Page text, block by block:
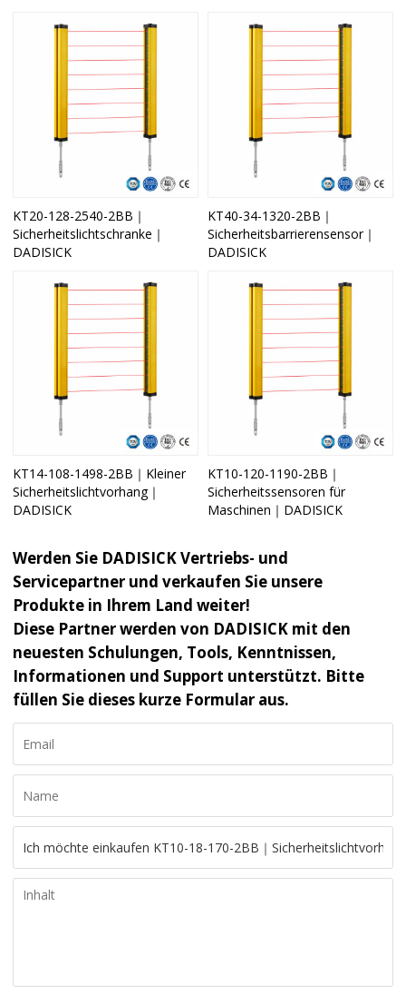
KT20-128-2540-2BB｜
Sicherheitslichtschranke｜
DADISICK
KT40-34-1320-2BB｜
Sicherheitsbarrierensensor｜
DADISICK
KT14-108-1498-2BB｜Kleiner
Sicherheitslichtvorhang｜
DADISICK
KT10-120-1190-2BB｜
Sicherheitssensoren für
Maschinen｜DADISICK
Werden Sie DADISICK Vertriebs- und
Servicepartner und verkaufen Sie unsere
Produkte in Ihrem Land weiter!
Diese Partner werden von DADISICK mit den
neuesten Schulungen, Tools, Kenntnissen,
Informationen und Support unterstützt. Bitte
füllen Sie dieses kurze Formular aus.